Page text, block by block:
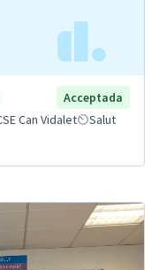
Acceptada
Can Vidalet
Salut